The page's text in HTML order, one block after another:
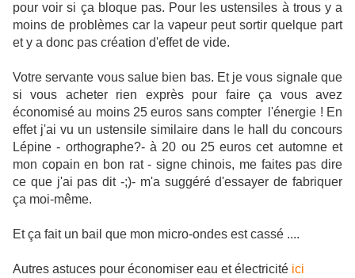
pour voir si ça bloque pas. Pour les ustensiles à trous y a
moins de problèmes car la vapeur peut sortir quelque part
et y a donc pas création d'effet de vide.
Votre servante vous salue bien bas. Et je vous signale que
si vous acheter rien exprès pour faire ça vous avez
économisé au moins 25 euros sans compter l'énergie ! En
effet j'ai vu un ustensile similaire dans le hall du concours
Lépine - orthographe?- à 20 ou 25 euros cet automne et
mon copain en bon rat - signe chinois, me faites pas dire
ce que j'ai pas dit -;)- m'a suggéré d'essayer de fabriquer
ça moi-même.
Et ça fait un bail que mon micro-ondes est cassé ....
Autres astuces pour économiser eau et électricité ici